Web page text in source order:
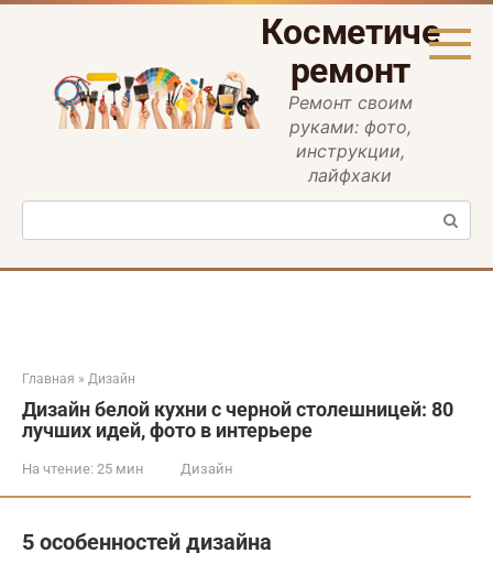
Перейти
ремонт
Ремонт своим
руками: фото,
инструкции,
лайфхаки
Поиск:
Главная » Дизайн
Дизайн белой кухни с черной столешницей: 80
лучших идей, фото в интерьере
На чтение: 25 мин Дизайн
5 особенностей дизайна